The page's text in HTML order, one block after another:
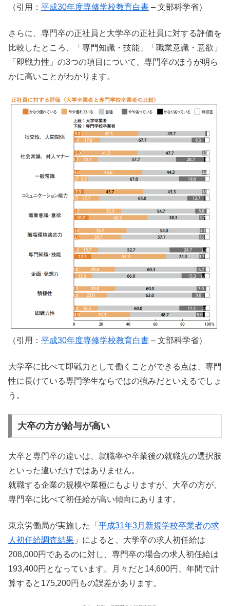
（引用： 平成30年度専修学校教育白書 – 文部科学省）
さらに、専門卒の正社員と大学卒の正社員に対する評価を
比較したところ、「専門知識・技能」「職業意識・意欲」
「即戦力性」の3つの項目について、専門卒のほうが明ら
かに高いことがわかります。
（引用： 平成30年度専修学校教育白書 – 文部科学省）
大学卒に比べて即戦力として働くことができる点は、専門
性に長けている専門学生ならではの強みだといえるでしょ
う。
大卒の方が給与が高い
大卒と専門卒の違いは、就職率や卒業後の就職先の選択肢
といった違いだけではありません。
就職する企業の規模や業種にもよりますが、大卒の方が、
専門卒に比べて初任給が高い傾向にあります。
東京労働局が実施した「 平成31年3月新規学校卒業者の求
人初任給調査結果 」によると、大学卒の求人初任給は
208,000円であるのに対し、専門卒の場合の求人初任給は
193,400円となっています。月々だと14,600円、年間で計
算すると175,200円もの誤差があります。